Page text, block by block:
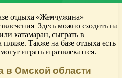
отдыха «Жемчужина»
Здесь можно сходить на
катамаран, сыграть в
Также на базе отдыха есть
играть и развлекаться.
в Омской области